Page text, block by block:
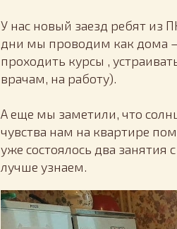
У нас новый заезд ребят из
дни мы проводим как дома
проходить курсы ,
врачам, на работу). ‍
А еще мы заметили, что
чувства нам на квартире
уже состоялось два
лучше узнаем.